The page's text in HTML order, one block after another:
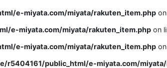
e-miyata.com/miyata/rakuten_item.php
e-miyata.com/miyata/rakuten_item.php on
e-miyata.com/miyata/rakuten_item.php
r5404161/public_html/e-miyata.com/